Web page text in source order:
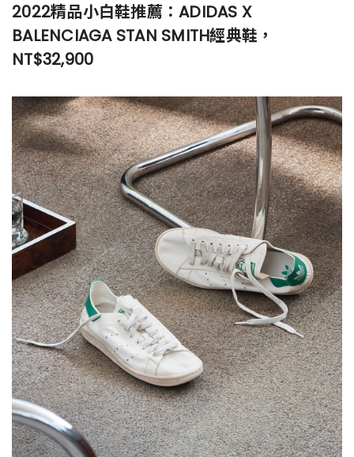
2022精品小白鞋推薦：ADIDAS X
BALENCIAGA STAN SMITH經典鞋，
NT$32,900